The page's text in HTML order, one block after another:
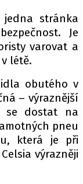
stránka
Je
varovat a
létě.
obutého v
– výraznější
se dostat na
pneu
která je při
výrazněji